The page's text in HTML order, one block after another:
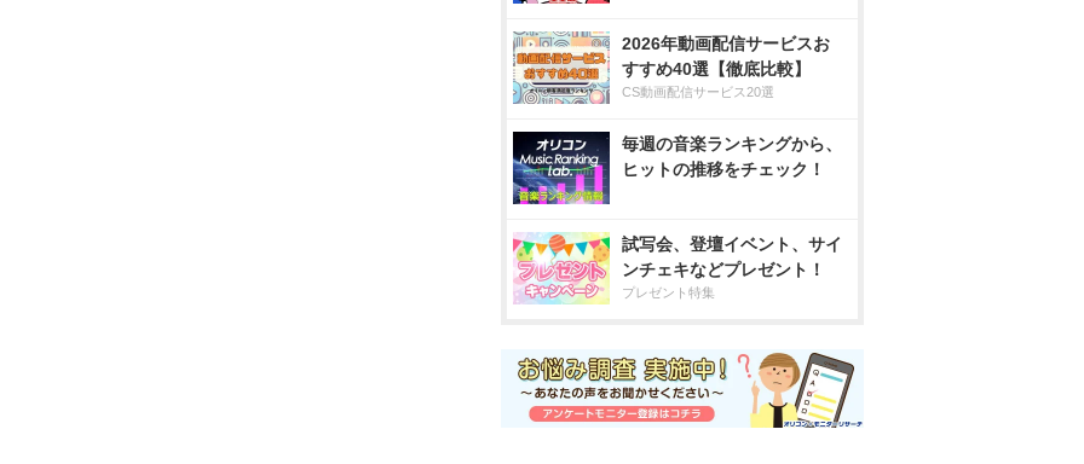
2026年動画配信サービスお
すすめ40選【徹底比較】
CS動画配信サービス20選
毎週の音楽ランキングから、
ヒットの推移をチェック！
試写会、登壇イベント、サイ
ンチェキなどプレゼント！
プレゼント特集